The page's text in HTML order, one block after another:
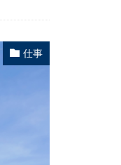
仕事